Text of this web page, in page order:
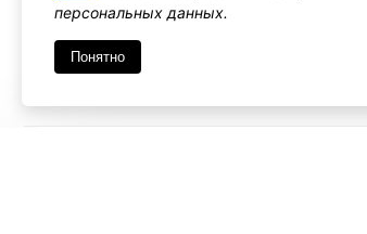
Используйте его, если вам
только их добавление
персональных данных.
Понятно